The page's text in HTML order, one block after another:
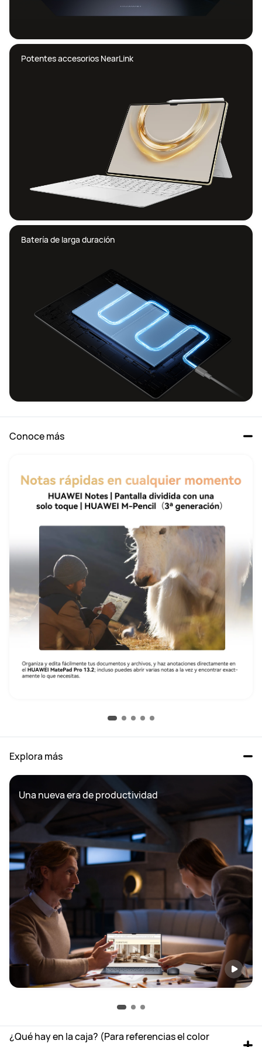
Potentes accesorios NearLink
Batería de larga duración
Conoce más
Explora más
Una nueva era de productividad
¿Qué hay en la caja? (Para referencias el color